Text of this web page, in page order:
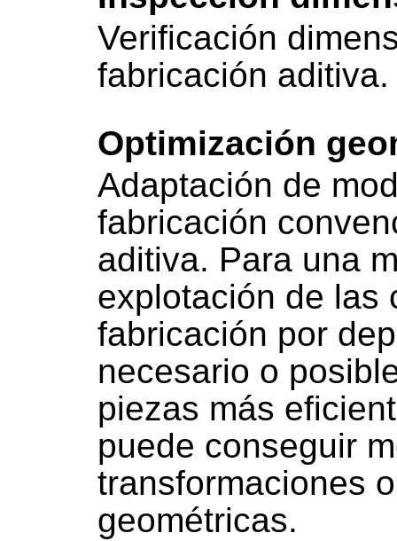
Verificación
fabricación aditiva.
Optimización
Adaptación de
fabricación
aditiva. Para una
explotación de las
fabricación por
necesario o
piezas más
puede conseguir
transformaciones
geométricas.